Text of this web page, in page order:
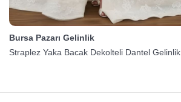
Bursa Pazarı Gelinlik
Straplez Yaka Bacak Dekolteli Dantel Gelinlik